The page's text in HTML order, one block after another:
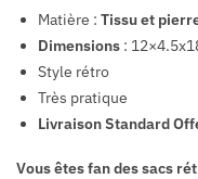
Matière : Tissu et
Dimensions :
Style rétro
Très pratique
Livraison Standard
Vous êtes fan des sacs